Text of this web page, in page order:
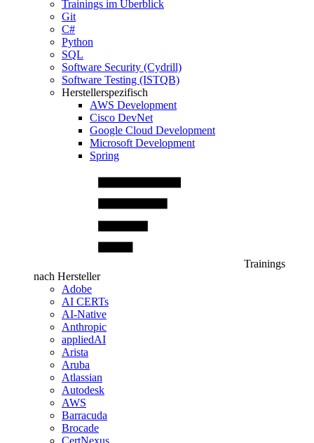
Trainings im Überblick
Git
C#
Python
SQL
Software Security (Cydrill)
Software Testing (ISTQB)
Herstellerspezifisch
AWS Development
Cisco DevNet
Google Cloud Development
Microsoft Development
Spring
Trainings
nach Hersteller
Adobe
AI CERTs
AI-Native
Anthropic
appliedAI
Arista
Aruba
Atlassian
Autodesk
AWS
Barracuda
Brocade
CertNexus